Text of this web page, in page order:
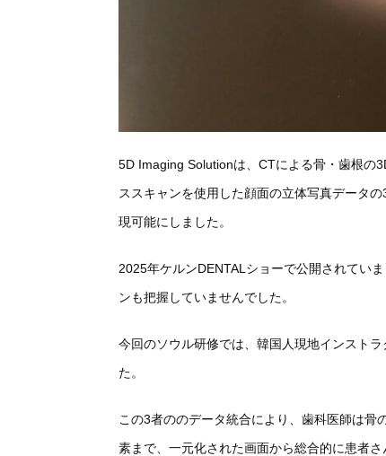
5D Imaging Solutionは、CTによる骨・歯根の
ススキャンを使用した顔面の立体写真データの
現可能にしました。
2025年ケルンDENTALショーで公開されていま
ンも把握していませんでした。
今回のソウル研修では、 韓国人現地インスト
た。
この3者ののデータ統合により、歯科医師は骨
素まで、 一元化された画面から総合的に患者さ